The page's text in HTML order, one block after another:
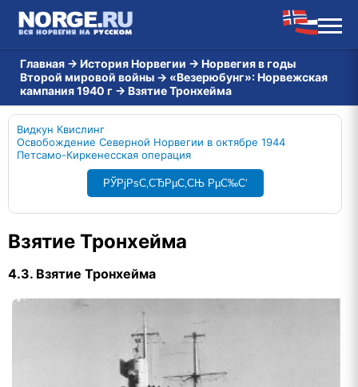
Главная → История Норвегии → Норвегия в годы
Второй мировой войны → «Везерюбунг»: Норвежская
кампания 1940 г → Взятие Тронхейма
Видкун Квислинг
Освобождение Северной Норвегии в октябре 1944
Петсамо-Киркенесская операция
РЎРјРѕС‚СЂРµС‚СЊ РµС‰С‘
Взятие Тронхейма
4.3. Взятие Тронхейма